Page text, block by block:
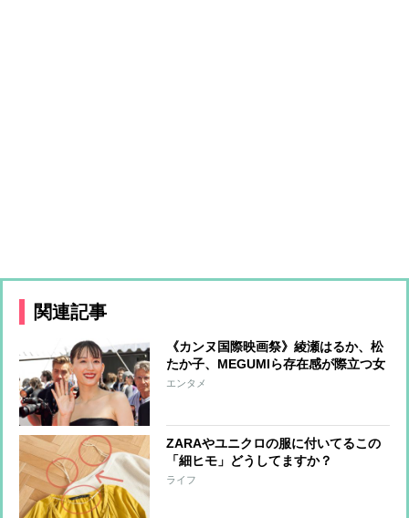
関連記事
《カンヌ国際映画祭》綾瀬はるか、松
たか子、MEGUMIら存在感が際立つ女
優たちのファッションをチェック
エンタメ
ZARAやユニクロの服に付いてるこの
「細ヒモ」どうしてますか？
ライフ